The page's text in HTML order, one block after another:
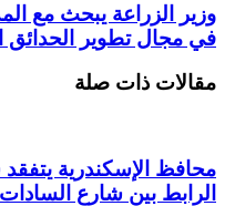
وزير الزراعة يبحث مع
في مجال تطوير الحدائق
مقالات ذات صلة
محافظ الإسكندرية
الرابط بين شارع السادات (٤٥ سابقًا) والطريق